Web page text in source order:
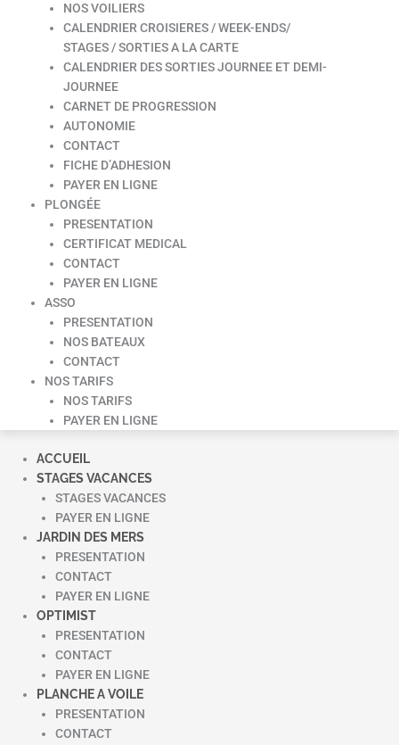
NOS VOILIERS
CALENDRIER CROISIERES / WEEK-ENDS/
STAGES / SORTIES A LA CARTE
CALENDRIER DES SORTIES JOURNEE ET DEMI-
JOURNEE
CARNET DE PROGRESSION
AUTONOMIE
CONTACT
FICHE D’ADHESION
PAYER EN LIGNE
PLONGÉE
PRESENTATION
CERTIFICAT MEDICAL
CONTACT
PAYER EN LIGNE
ASSO
PRESENTATION
NOS BATEAUX
CONTACT
NOS TARIFS
NOS TARIFS
PAYER EN LIGNE
ACCUEIL
STAGES VACANCES
STAGES VACANCES
PAYER EN LIGNE
JARDIN DES MERS
PRESENTATION
CONTACT
PAYER EN LIGNE
OPTIMIST
PRESENTATION
CONTACT
PAYER EN LIGNE
PLANCHE A VOILE
PRESENTATION
CONTACT